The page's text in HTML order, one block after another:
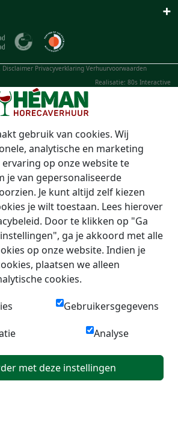
+
Disclaimer Privacyverklaring Verhuurvoorwaarden
Realisatie: 80s Interactive
gebruik van cookies. Wij
analytische en marketing
op onze website te
je van gepersonaliseerde
Je kunt altijd zelf kiezen
je wilt toestaan. Lees hierover
Door te klikken op "Ga
ga je akkoord met alle
op onze website. Indien je
plaatsen we alleen
cookies.
Gebruikersgegevens
Analyse
met deze instellingen